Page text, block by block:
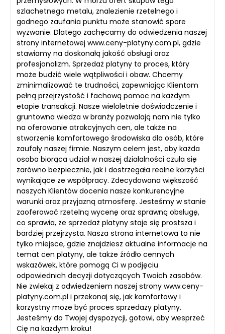
szlachetnego metalu, znalezienie rzetelnego i
godnego zaufania punktu może stanowić spore
wyzwanie. Dlatego zachęcamy do odwiedzenia naszej
strony internetowej www.ceny-platyny.com.pl, gdzie
stawiamy na doskonałą jakość obsługi oraz
profesjonalizm. Sprzedaż platyny to proces, który
może budzić wiele wątpliwości i obaw. Chcemy
zminimalizować te trudności, zapewniając Klientom
pełną przejrzystość i fachową pomoc na każdym
etapie transakcji. Nasze wieloletnie doświadczenie i
gruntowna wiedza w branży pozwalają nam nie tylko
na oferowanie atrakcyjnych cen, ale także na
stworzenie komfortowego środowiska dla osób, które
zaufały naszej firmie. Naszym celem jest, aby każda
osoba biorąca udział w naszej działalności czuła się
zarówno bezpiecznie, jak i dostrzegała realne korzyści
wynikające ze współpracy. Zdecydowana większość
naszych Klientów docenia nasze konkurencyjne
warunki oraz przyjazną atmosferę. Jesteśmy w stanie
zaoferować rzetelną wycenę oraz sprawną obsługę,
co sprawia, że sprzedaż platyny staje się prostsza i
bardziej przejrzysta. Nasza strona internetowa to nie
tylko miejsce, gdzie znajdziesz aktualne informacje na
temat cen platyny, ale także źródło cennych
wskazówek, które pomogą Ci w podjęciu
odpowiednich decyzji dotyczących Twoich zasobów.
Nie zwlekaj z odwiedzeniem naszej strony www.ceny-
platyny.com.pl i przekonaj się, jak komfortowy i
korzystny może być proces sprzedaży platyny.
Jesteśmy do Twojej dyspozycji, gotowi, aby wesprzeć
Cię na każdym kroku!